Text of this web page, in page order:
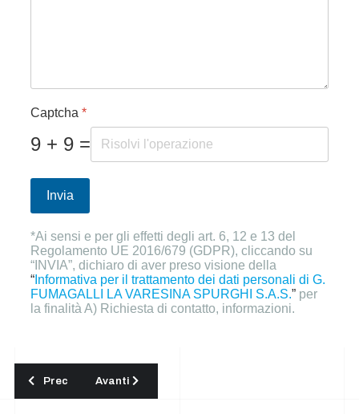
Captcha *
9 + 9 =
Invia
*Ai sensi e per gli effetti degli art. 6, 12 e 13 del
Regolamento UE 2016/679 (GDPR), cliccando su
“INVIA”, dichiaro di aver preso visione della
“ Informativa per il trattamento dei dati personali di G.
FUMAGALLI LA VARESINA SPURGHI S.A.S.” per
la finalità A) Richiesta di contatto, informazioni.
Articolo precedente: Lavaggio pavimentazioni
Prec Articolo successivo: Lavaggio pavimentazioni
Avanti